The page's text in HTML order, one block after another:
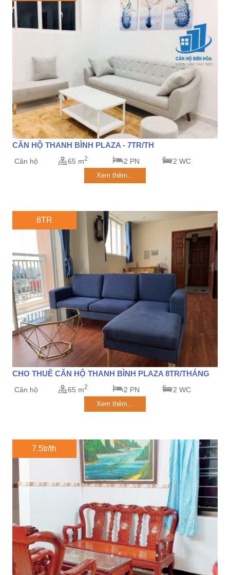
CĂN HỘ THANH BÌNH PLAZA - 7TR/TH
Căn hộ 65 m2 2 PN 2 WC
Xem thêm...
8TR
CHO THUÊ CĂN HỘ THANH BÌNH PLAZA 8TR/THÁNG
Căn hộ 65 m2 2 PN 2 WC
Xem thêm...
7.5tr/th